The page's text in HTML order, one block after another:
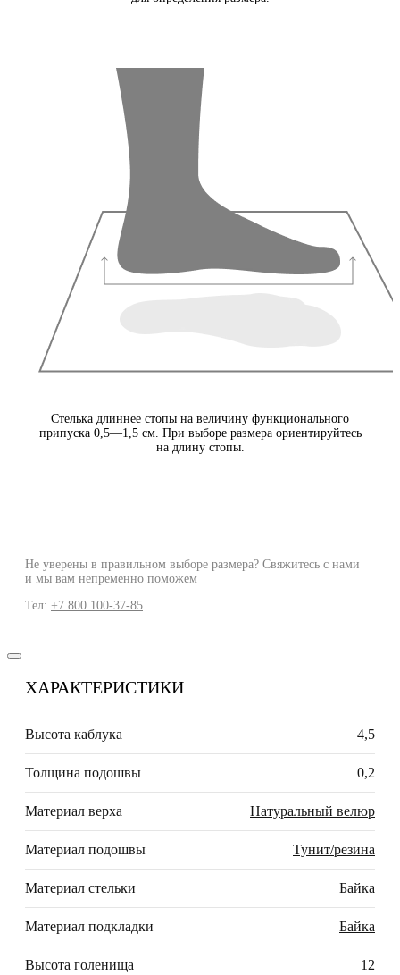
Стелька длиннее стопы на величину функционального
припуска 0,5—1,5 см. При выборе размера ориентируйтесь
на длину стопы.
Не уверены в правильном выборе размера? Свяжитесь с нами
и мы вам непременно поможем
Тел: +7 800 100-37-85
ХАРАКТЕРИСТИКИ
Высота каблука 4,5
Толщина подошвы 0,2
Материал верха Натуральный велюр
Материал подошвы Тунит/резина
Материал стельки Байка
Материал подкладки Байка
Высота голенища 12